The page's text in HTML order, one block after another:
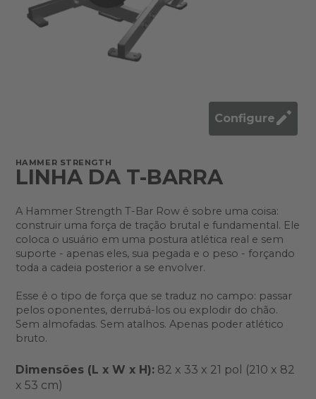
Configure
HAMMER STRENGTH
LINHA DA T-BARRA
A Hammer Strength T-Bar Row é sobre uma coisa:
construir uma força de tração brutal e fundamental. Ele
coloca o usuário em uma postura atlética real e sem
suporte - apenas eles, sua pegada e o peso - forçando
toda a cadeia posterior a se envolver.
Esse é o tipo de força que se traduz no campo: passar
pelos oponentes, derrubá-los ou explodir do chão.
Sem almofadas. Sem atalhos. Apenas poder atlético
bruto.
Dimensões (L x W x H):82 x 33 x 21 pol (210 x 82
x 53 cm)